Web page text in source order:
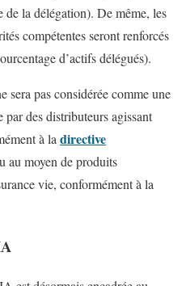
de la délégation). De même, les
compétentes seront renforcés
d’actifs délégués).
sera pas considérée comme une
par des distributeurs agissant
à ladirective
au moyen de produits
vie, conformément à la